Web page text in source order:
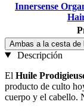
Innersense
Ambas a la cesta de
Descripción
El Huile
producto de culto
cuerpo y el cabello.